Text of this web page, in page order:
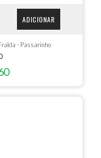
ADICIONAR
- Passarinho